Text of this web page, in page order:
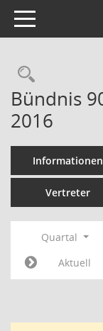
Toggle navigation
Bündnis
2016
Informationen
Vertreter
Quartal
Aktuell